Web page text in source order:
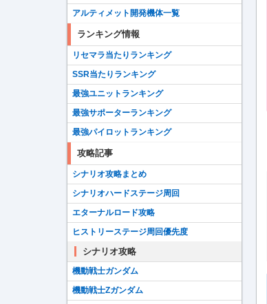
アルティメット開発機体一覧
ランキング情報
リセマラ当たりランキング
SSR当たりランキング
最強ユニットランキング
最強サポーターランキング
最強パイロットランキング
攻略記事
シナリオ攻略まとめ
シナリオハードステージ周回
エターナルロード攻略
ヒストリーステージ周回優先度
シナリオ攻略
機動戦士ガンダム
機動戦士Zガンダム